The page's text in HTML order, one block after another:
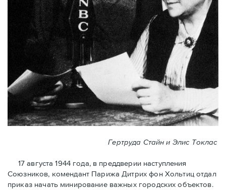
Гертруда Стайн и Элис Токлас
17 августа 1944 года, в преддверии наступления
Союзников, комендант Парижа Дитрих фон Хольтиц отдал
приказ начать минирование важных городских объектов.